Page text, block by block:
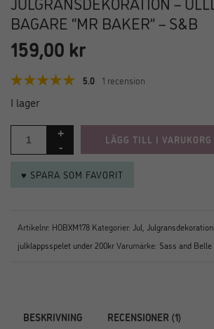
BAGARE “MR BAKER” – S&B
159,00 kr
5.0 1 recension
I lager
LÄGG TILL I VARUKORG
♥ SPARA SOM FAVORIT
Artikelnr: HOBXM178 Kategorier: Jul
julklappsspelet under 200krVarumärke: Sass and Belle
BESKRIVNING RECENSIONER (1)